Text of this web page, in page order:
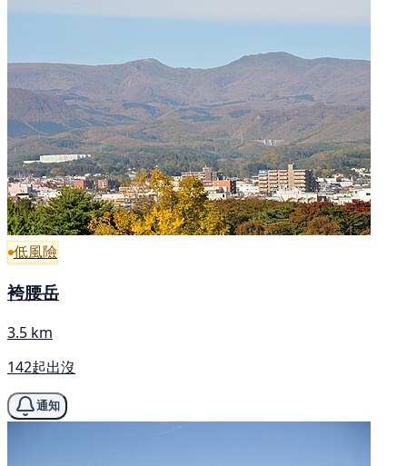
低風險
袴腰岳
3.5 km
142起出沒
通知